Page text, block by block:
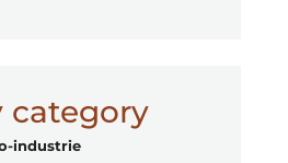
category
industrie